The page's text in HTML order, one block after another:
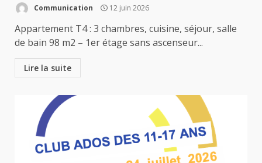
Communication 12 juin 2026
Appartement T4 : 3 chambres, cuisine, séjour, salle
de bain 98 m2 – 1er étage sans ascenseur...
Lire la suite